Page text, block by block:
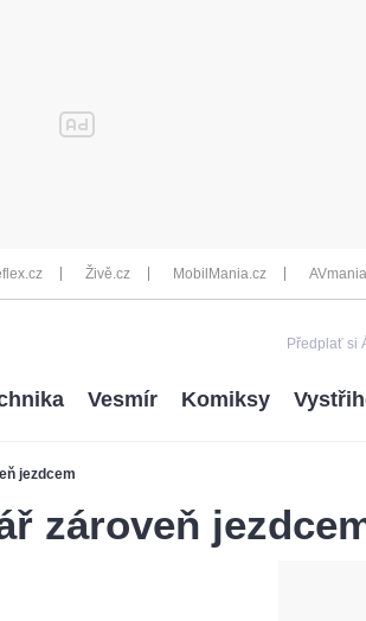
Živě.cz MobilMania.cz
Předplať si
jezdcem
Vesmír Komiksy
zároveň